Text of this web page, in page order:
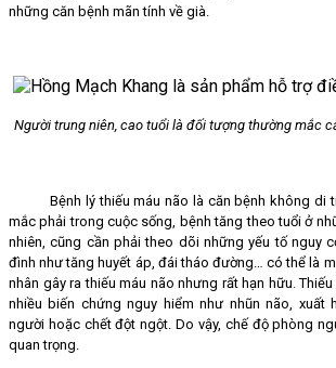
những căn bệnh mãn tính về già.
Người trung niên, cao tuổi là đối tượng thường mắc
Bệnh lý thiếu máu não là căn bệnh không di
mắc phải trong cuộc sống, bệnh tăng theo tuổi ở
nhiên, cũng cần phải theo dõi những yếu tố nguy
đình như tăng huyết áp, đái tháo đường… có thể là
nhân gây ra thiếu máu não nhưng rất hạn hữu.
nhiều biến chứng nguy hiểm như nhũn não, xuất
người hoặc chết đột ngột. Do vậy, chế độ phòng
quan trọng.